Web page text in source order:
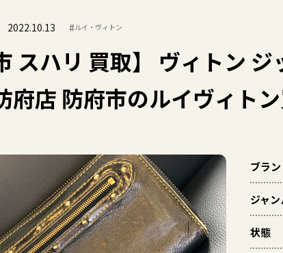
2022.10.13 #ルイ・ヴィトン
スハリ 買取】 ヴィトン
府店 防府市のルイヴィト
ブラ
ジャ
状態